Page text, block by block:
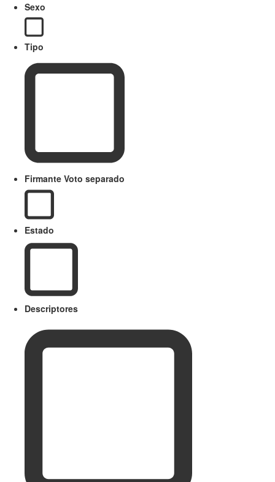
Sexo
Tipo
Firmante Voto separado
Estado
Descriptores